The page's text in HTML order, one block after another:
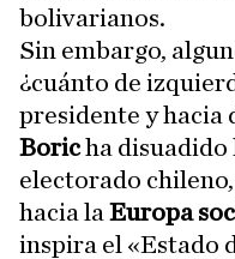
bolivarianos.
Sin embargo,
¿cuánto de
presidente y hacia
Boricha disuadido
electorado
hacia la Europa
inspira el «Estado